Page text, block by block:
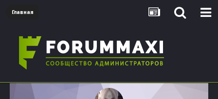
Главная